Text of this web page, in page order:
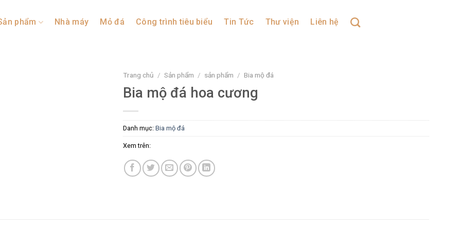
phẩm Nhà máy Mỏ đá Công trình tiêu biểu Tin Tức Thư viện Liên hệ
Trang chủ / Sản phẩm / sản phẩm / Bia mộ đá
Bia mộ đá hoa cương
Danh mục: Bia mộ đá
Xem trên: